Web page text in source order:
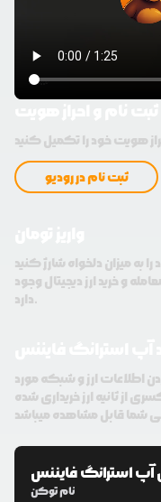
ثبت نام در رودیو
امکان معامله و خرید ارز دیجیتال وجود
دارد.
اطلاعات ارز و شبکه مورد
از ثانیه ارز خریداری شده
آپ استرانگ فایننس
نام توکن